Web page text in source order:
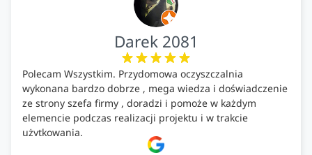
Darek 2081
Polecam Wszystkim. Przydomowa oczyszczalnia
wykonana bardzo dobrze , mega wiedza i doświadczenie
ze strony szefa firmy , doradzi i pomoże w każdym
elemencie podczas realizacji projektu i w trakcie
użytkowania.
Firma godna zaufania. Tak trzymać!